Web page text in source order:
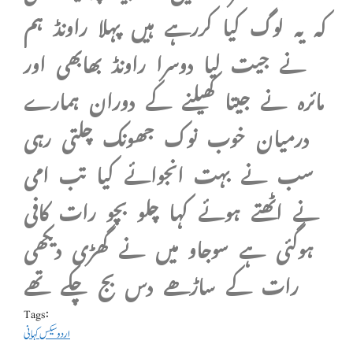
کہ یہ لوگ کیا کررہے ہیں پہلا راونڈ ہم
نے جیت لیا دوسرا راونڈ بھابھی اور
مائرہ نے جیتا کھیلنے کے دوران ہمارے
درمیان خوب نوک جھونک چلتی رہی
سب نے بہت انجوائے کیا تب امی
نے اٹھتے ہوئے کہا چلو بچو رات کافی
ہوگئی ہے سوجاو میں نے گھڑی دیکھی
رات کے ساڑھے دس بج چکے تھے
Tags:
اردو سیکس کہانی